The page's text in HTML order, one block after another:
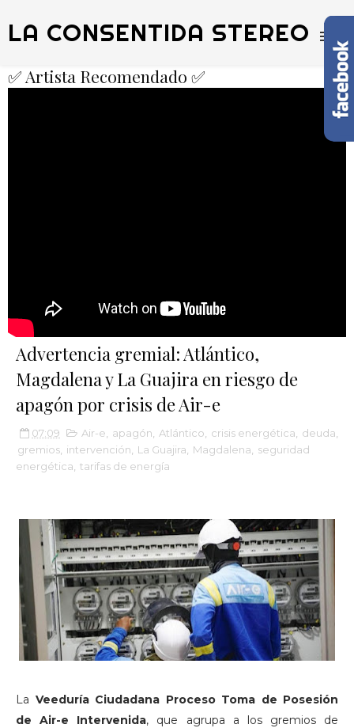
LA CONSENTIDA STEREO
✅ Artista Recomendado ✅
Advertencia gremial: Atlántico,
Magdalena y La Guajira en riesgo de
apagón por crisis de Air-e
07:09 Air-e apagón Atlántico crisis energética deuda
gremios intervención La Guajira Magdalena
seguridad
energética tarifas de energía
La Veeduría Ciudadana Proceso Toma de Posesión
de Air-e Intervenida, que agrupa a los gremios de